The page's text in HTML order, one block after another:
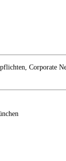
Corporate